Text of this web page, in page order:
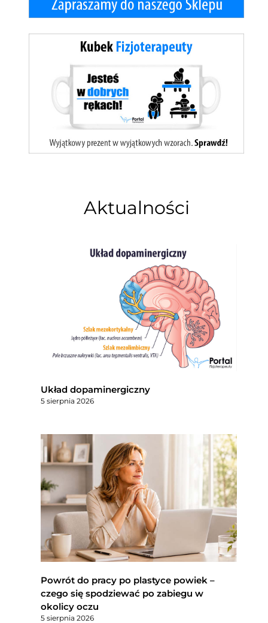
Aktualności
Układ dopaminergiczny
5 sierpnia 2026
Powrót do pracy po plastyce powiek –
czego się spodziewać po zabiegu w
okolicy oczu
5 sierpnia 2026